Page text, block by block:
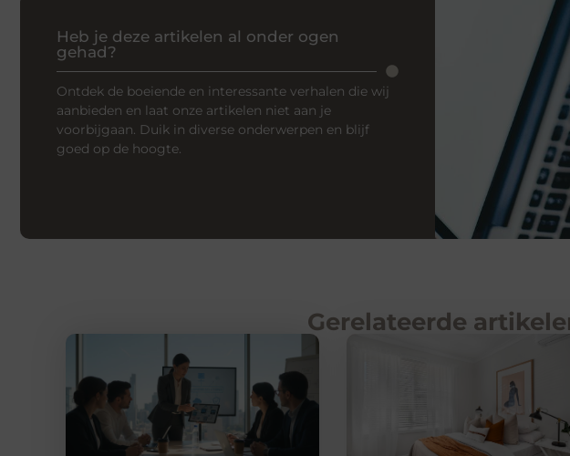
Heb je deze artikelen al onder ogen
gehad?
Ontdek de boeiende en interessante verhalen die wij
aanbieden en laat onze artikelen niet aan je
voorbijgaan. Duik in diverse onderwerpen en blijf
goed op de hoogte.
Gerelateerde